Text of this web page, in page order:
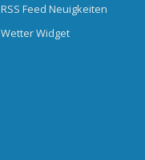
RSS Feed Neuigkeiten
Wetter Widget